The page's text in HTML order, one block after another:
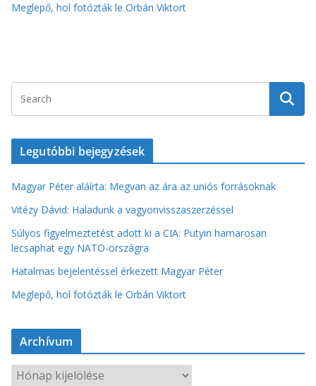
Meglepő, hol fotózták le Orbán Viktort
Legutóbbi bejegyzések
Magyar Péter aláírta: Megvan az ára az uniós forrásoknak
Vitézy Dávid: Haladunk a vagyonvisszaszerzéssel
Súlyos figyelmeztetést adott ki a CIA: Putyin hamarosan
lecsaphat egy NATO-országra
Hatalmas bejelentéssel érkezett Magyar Péter
Meglepő, hol fotózták le Orbán Viktort
Archívum